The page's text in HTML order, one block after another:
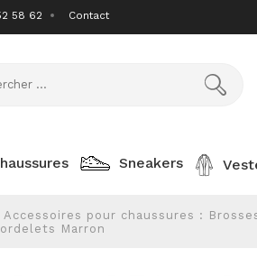
58 62 Contact
Sneakers
Accessoires pour chaussures :
Marron